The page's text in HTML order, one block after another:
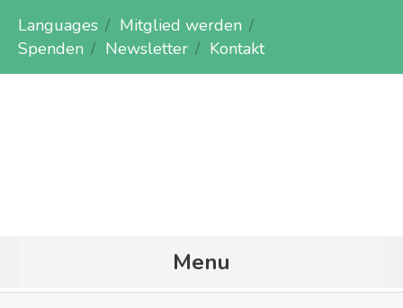
Languages
Mitglied werden
Spenden
Newsletter Kontakt
Menu